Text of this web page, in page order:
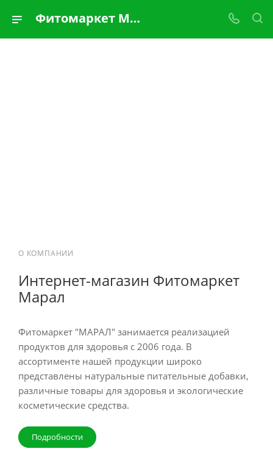
Фитомаркет Марал
О КОМПАНИИ
Интернет-магазин Фитомаркет
Марал
Фитомаркет "МАРАЛ" занимается реализацией
продуктов для здоровья с 2006 года. В
ассортименте нашей продукции широко
представлены натуральные питательные добавки,
различные товары для здоровья и экологические
косметические средства.
Подробности